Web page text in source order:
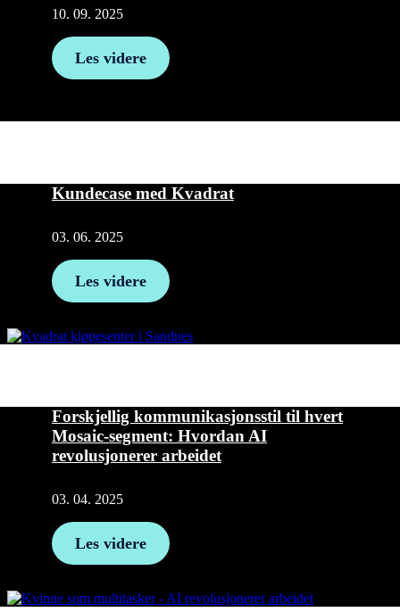
10. 09. 2025
Les videre
Kundecase med Kvadrat
03. 06. 2025
Les videre
Forskjellig kommunikasjonsstil til hvert
Mosaic-segment: Hvordan AI
revolusjonerer arbeidet
03. 04. 2025
Les videre